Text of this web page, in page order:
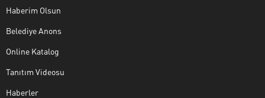
Haberim Olsun
Belediye Anons
Online Katalog
Tanıtım Videosu
Haberler